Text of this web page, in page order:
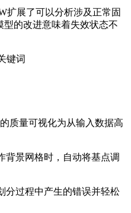
扩展了可以分析涉及正常固
的改进意味着失效状态不
质量可视化为从输入数据高
背景网格时，自动将基点调
分过程中产生的错误并轻松